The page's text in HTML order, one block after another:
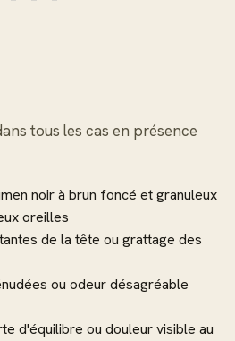
tous les cas en présence
noir à brun foncé et granuleux
oreilles
de la tête ou grattage des
ou odeur désagréable
d'équilibre ou douleur visible au